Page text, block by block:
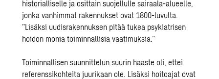
historialliselle ja osittain suojellulle sairaala-alueelle,
jonka vanhimmat rakennukset ovat 1800-luvulta.
”Lisäksi uudisrakennuksen pitää tukea psykiatrisen
hoidon monia toiminnallisia vaatimuksia.”
Toiminnallisen suunnittelun suurin haaste oli, ettei
referenssikohteita juurikaan ole. Lisäksi hoitoajat ovat